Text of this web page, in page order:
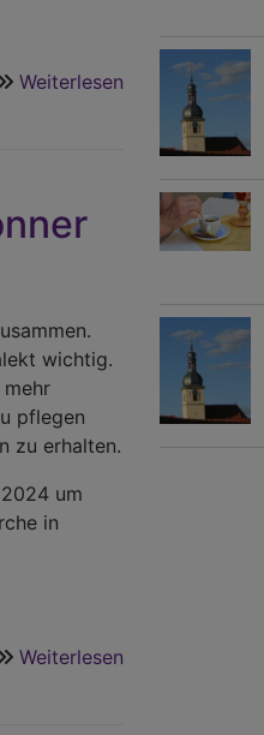
Weiterlesen
Gemeindebrief
April
2025
wichtig.
pflegen
zu erhalten.
um
in
Weiterlesen